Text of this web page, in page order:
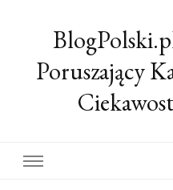
Poruszający